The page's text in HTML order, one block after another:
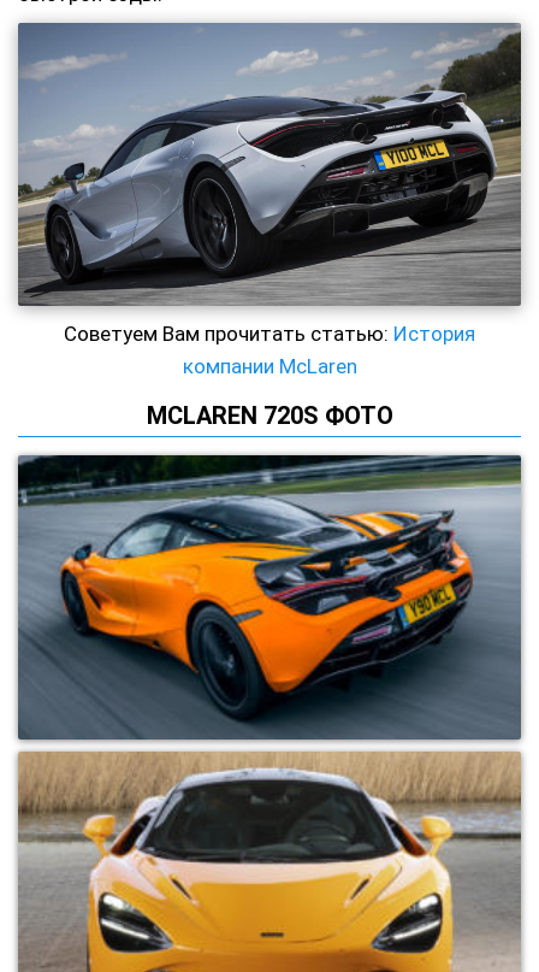
Советуем Вам прочитать статью: История
компании McLaren
MCLAREN 720S ФОТО